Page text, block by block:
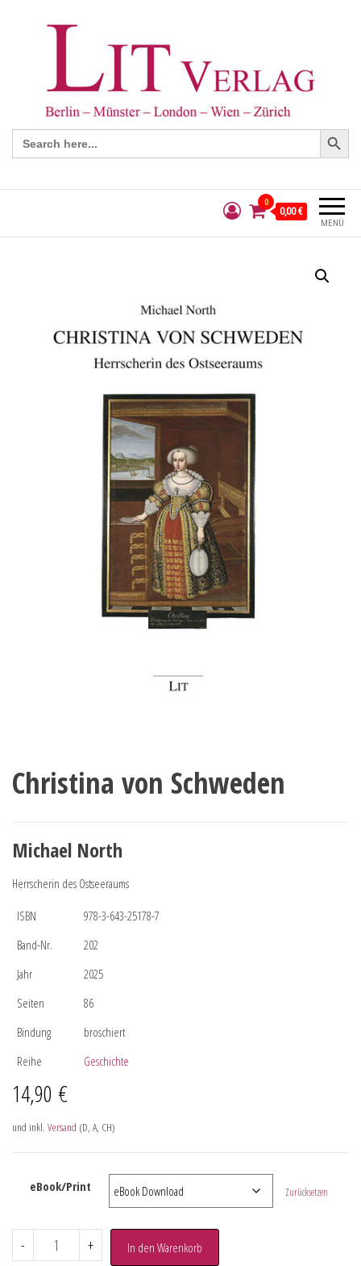
Search
for:
Search Button
MENÜ
0
0,00 €
Christina von Schweden
Michael North
Herrscherin des Ostseeraums
ISBN
978-3-643-25178-7
Band-Nr.
202
Jahr
2025
Seiten
86
Bindung
broschiert
Reihe
Geschichte
14,90 €
und inkl. Versand (D, A, CH)
eBook/Print Zurücksetzen
- + In den Warenkorb